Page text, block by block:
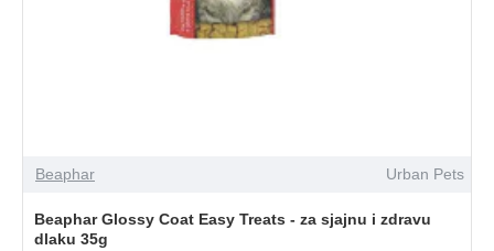
Beaphar Urban Pets
Beaphar Glossy Coat Easy Treats - za sjajnu i zdravu
dlaku 35g